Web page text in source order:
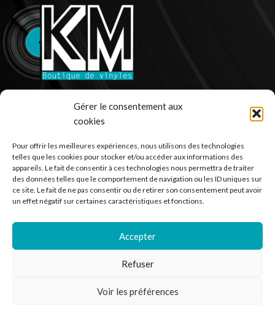
Gérer le consentement aux
cookies
Pour offrir les meilleures expériences, nous utilisons des technologies
telles que les cookies pour stocker et/ou accéder aux informations des
appareils. Le fait de consentir à ces technologies nous permettra de traiter
des données telles que le comportement de navigation ou les ID uniques sur
ce site. Le fait de ne pas consentir ou de retirer son consentement peut avoir
un effet négatif sur certaines caractéristiques et fonctions.
Accepter
Refuser
Voir les préférences
Ventes de vinyle en ligne - 33 et 45 tours.
*TVA non applicable – article 293 B du CGI
RECHERCHER DES PRODUITS